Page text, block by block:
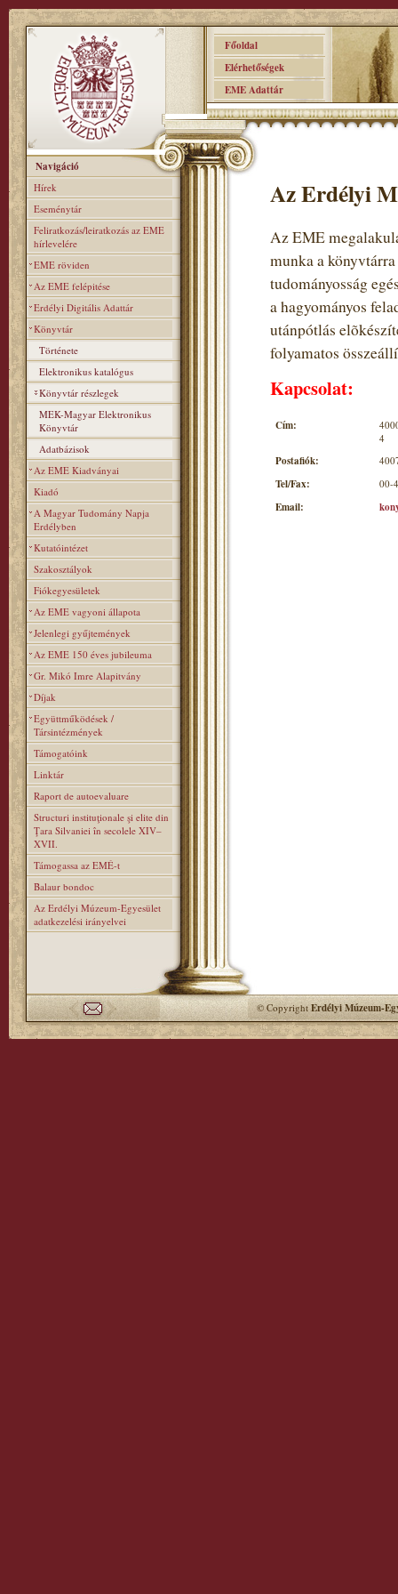
Főoldal
Elérhetőségek
EME Adattár
Navigáció
Hírek
Eseménytár
Feliratkozás/leiratkozás az EME
hírlevelére
EME röviden
Az EME felépitése
Erdélyi Digitális Adattár
Könyvtár
Története
Elektronikus katalógus
Könyvtár részlegek
MEK-Magyar Elektronikus
Könyvtár
Adatbázisok
Az EME Kiadványai
Kiadó
A Magyar Tudomány Napja
Erdélyben
Kutatóintézet
Szakosztályok
Fiókegyesületek
Az EME vagyoni állapota
Jelenlegi gyűjtemények
Az EME 150 éves jubileuma
Gr. Mikó Imre Alapitvány
Díjak
Együttműködések /
Társintézmények
Támogatóink
Linktár
Raport de autoevaluare
Structuri instituţionale şi elite din
Ţara Silvaniei în secolele XIV–
XVII.
Támogassa az EMÉ-t
Balaur bondoc
Az Erdélyi Múzeum-Egyesület
adatkezelési irányelvei
Az Erdélyi
Az EME
munka a
tudományosság
a hagyományos
utánpótlás
folyamatos
Kapcsolat:
Cím:
4
Postafiók:
Tel/Fax: 00-
Email:
© CopyrightErdélyi Múzeum-